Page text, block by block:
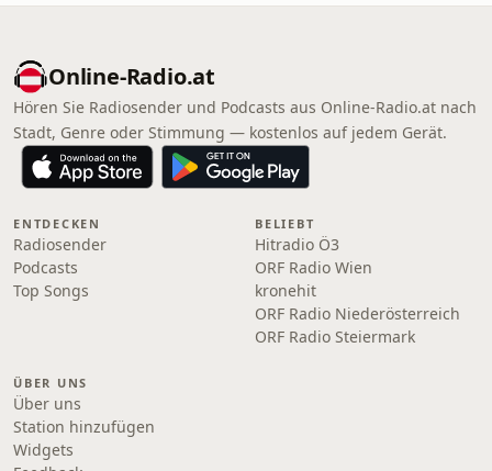
Online‑Radio.at
Hören Sie Radiosender und Podcasts aus Online‑Radio.at nach
Stadt, Genre oder Stimmung — kostenlos auf jedem Gerät.
ENTDECKEN
Radiosender
Podcasts
Top Songs
BELIEBT
Hitradio Ö3
ORF Radio Wien
kronehit
ORF Radio Niederösterreich
ORF Radio Steiermark
ÜBER UNS
Über uns
Station hinzufügen
Widgets